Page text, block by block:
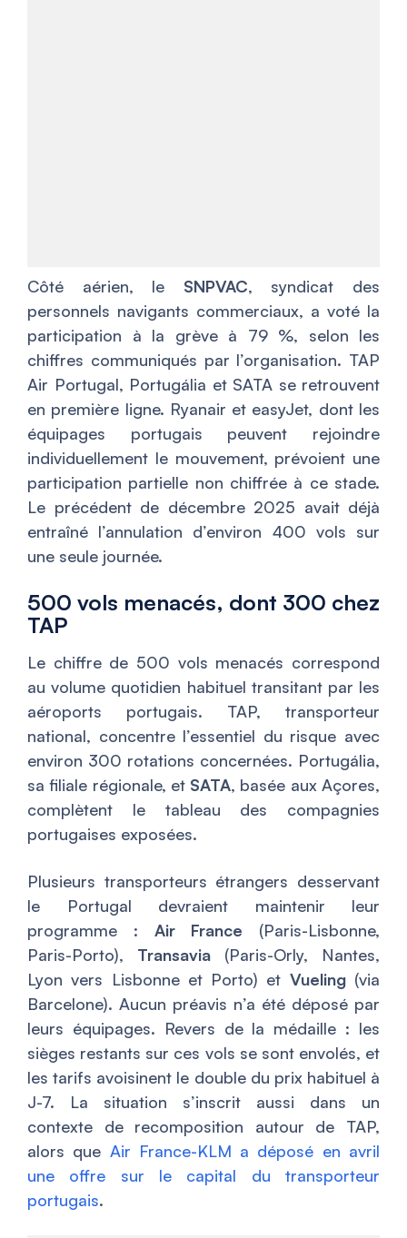
Côté aérien, le SNPVAC, syndicat des
personnels navigants commerciaux, a voté la
participation à la grève à 79 %, selon les
chiffres communiqués par l’organisation. TAP
Air Portugal, Portugália et SATA se retrouvent
en première ligne. Ryanair et easyJet, dont les
équipages portugais peuvent rejoindre
individuellement le mouvement, prévoient une
participation partielle non chiffrée à ce stade.
Le précédent de décembre 2025 avait déjà
entraîné l’annulation d’environ 400 vols sur
une seule journée.
500 vols menacés, dont 300 chez
TAP
Le chiffre de 500 vols menacés correspond
au volume quotidien habituel transitant par les
aéroports portugais. TAP, transporteur
national, concentre l’essentiel du risque avec
environ 300 rotations concernées. Portugália,
sa filiale régionale, et SATA, basée aux Açores,
complètent le tableau des compagnies
portugaises exposées.
Plusieurs transporteurs étrangers desservant
le Portugal devraient maintenir leur
programme : Air France (Paris-Lisbonne,
Paris-Porto), Transavia (Paris-Orly, Nantes,
Lyon vers Lisbonne et Porto) et Vueling(via
Barcelone). Aucun préavis n’a été déposé par
leurs équipages. Revers de la médaille : les
sièges restants sur ces vols se sont envolés, et
les tarifs avoisinent le double du prix habituel à
J-7. La situation s’inscrit aussi dans un
contexte de recomposition autour de TAP,
alors que Air France-KLM a déposé en avril
une offre sur le capital du transporteur
portugais.